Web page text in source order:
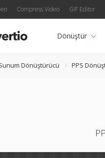
Compress Video GIF Editor
Dönüştür
Dönüştürücü PPS